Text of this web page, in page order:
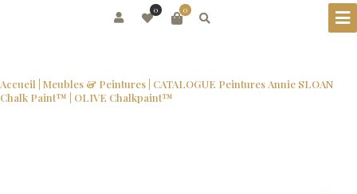
0
0
Accueil Meubles & Peintures CATALOGUE Peintures Annie SLOAN
Chalk Paint™ | OLIVE Chalkpaint™